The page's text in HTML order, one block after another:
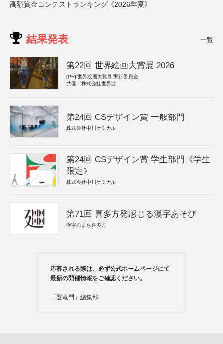
高額賞金コンテストランキング《2026年夏》
結果発表 一覧
第22回 世界絵画大賞展 2026
[PR] 世界絵画大賞展 実行委員会
共催：株式会社世界堂
第24回 CSデザイン賞 一般部門
株式会社中川ケミカル
第24回 CSデザイン賞 学生部門《学生
限定》
株式会社中川ケミカル
第71回 喜多方発感じる漢字あそび
漢字のまち喜多方
応募される際は、必ず公式ホームページにて
最新の開催情報をご確認ください。
「登竜門」編集部